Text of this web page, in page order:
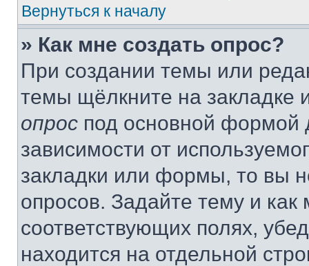
Вернуться к началу
» Как мне создать опрос?
При создании темы или
темы щёлкните на
опрос под основной формой
зависимости от
закладки или формы, то вы
опросов. Задайте тему и
соответствующих полях,
находится на отдельной